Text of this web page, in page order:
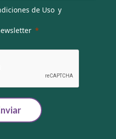
de Uso y